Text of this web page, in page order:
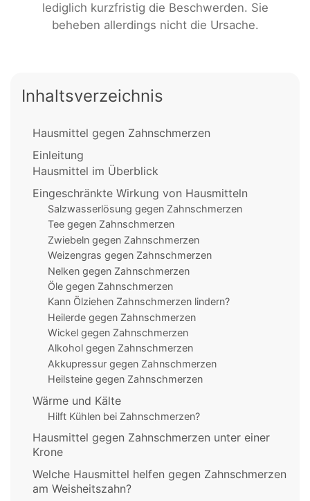
lediglich kurzfristig die Beschwerden. Sie
beheben allerdings nicht die Ursache.
Inhaltsverzeichnis
Hausmittel gegen Zahnschmerzen
Einleitung
Hausmittel im Überblick
Eingeschränkte Wirkung von Hausmitteln
Salzwasserlösung gegen Zahnschmerzen
Tee gegen Zahnschmerzen
Zwiebeln gegen Zahnschmerzen
Weizengras gegen Zahnschmerzen
Nelken gegen Zahnschmerzen
Öle gegen Zahnschmerzen
Kann Ölziehen Zahnschmerzen lindern?
Heilerde gegen Zahnschmerzen
Wickel gegen Zahnschmerzen
Alkohol gegen Zahnschmerzen
Akkupressur gegen Zahnschmerzen
Heilsteine gegen Zahnschmerzen
Wärme und Kälte
Hilft Kühlen bei Zahnschmerzen?
Hausmittel gegen Zahnschmerzen unter einer
Krone
Welche Hausmittel helfen gegen Zahnschmerzen
am Weisheitszahn?